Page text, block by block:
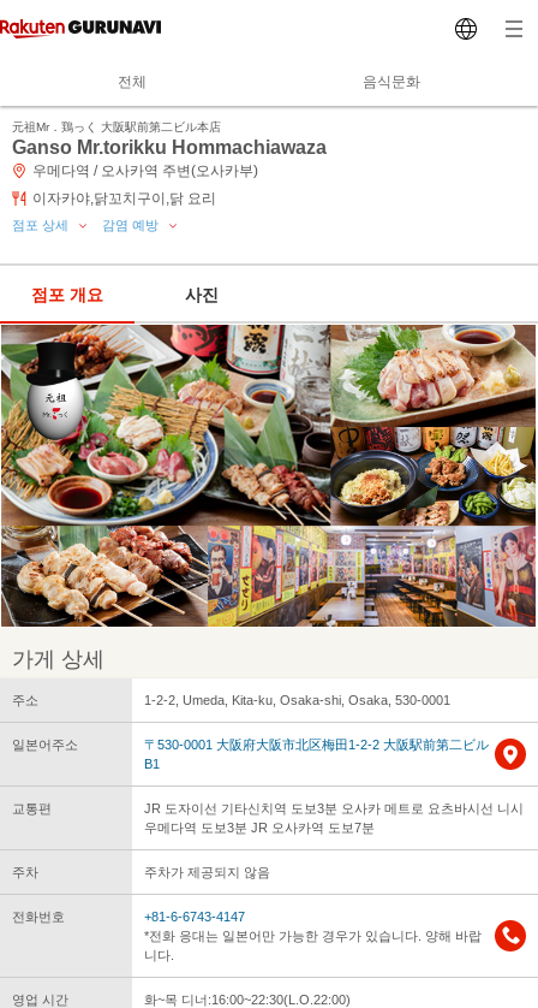
전체 음식문화
元祖Mr．鶏っく 大阪駅前第二ビル本店
Ganso Mr.torikku Hommachiawaza
우메다역 / 오사카역 주변(오사카부)
이자카야,닭꼬치구이,닭 요리
점포 상세 감염 예방
점포 개요 사진
가게 상세
주소 1-2-2, Umeda, Kita-ku, Osaka-shi, Osaka, 530-0001
일본어주소
〒530-0001 大阪府大阪市北区梅田1-2-2 大阪駅前第二ビル
B1
교통편
JR 도자이선 기타신치역 도보3분 오사카 메트로 요츠바시선 니시
우메다역 도보3분 JR 오사카역 도보7분
주차 주차가 제공되지 않음
전화번호
+81-6-6743-4147
*전화 응대는 일본어만 가능한 경우가 있습니다. 양해 바랍
니다.
영업 시간
화~목 디너:16:00~22:30(L.O.22:00)